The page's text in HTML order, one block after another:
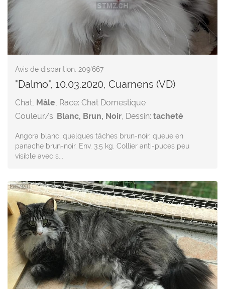
Avis de disparition: 209'667
"Dalmo", 10.03.2020, Cuarnens (VD)
Chat, Mâle, Race: Chat Domestique
Couleur/s: Blanc, Brun, Noir, Dessin: tacheté
Angora blanc, quelques tâches brun-noir, queue en
panache brun-noir. Env. 3.5 kg. Collier anti-puces peu
visible avec s...